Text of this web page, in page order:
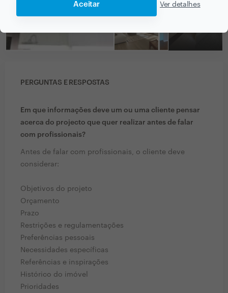
Aceitar Ver detalhes
PERGUNTAS E RESPOSTAS
Em que informações deve um ou uma cliente pensar
acerca do projecto que quer realizar antes de falar
com profissionais?
Antes de falar com profissionais, o cliente deve
considerar:
Objetivos do projeto
Orçamento
Prazo
Restrições e regulamentações
Preferências pessoais
Necessidades específicas
Referências e inspirações
Histórico do imóvel
Prioridades